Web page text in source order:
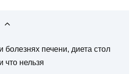
болезнях печени, диета стол
нельзя